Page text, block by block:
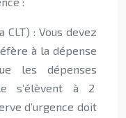
: Vous devez
à la dépense
les dépenses
s’élèvent à 2
d’urgence doit